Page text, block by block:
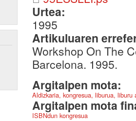
Urtea:
1995
Artikuluaren
Workshop On The
Barcelona. 1995.
Argitalpen mota:
Aldizkaria, kongresua, liburua,
Argitalpen mota
ISBNdun kongresua